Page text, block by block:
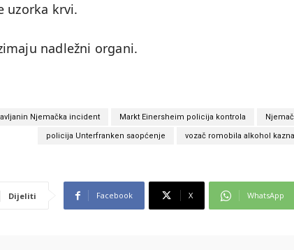
uzorka krvi.
nadležni organi.
Njemačka incident Markt Einersheim policija kontrola
policija Unterfranken saopćenje vozač romobila alkohol kazna
Dijeliti Facebook X WhatsApp